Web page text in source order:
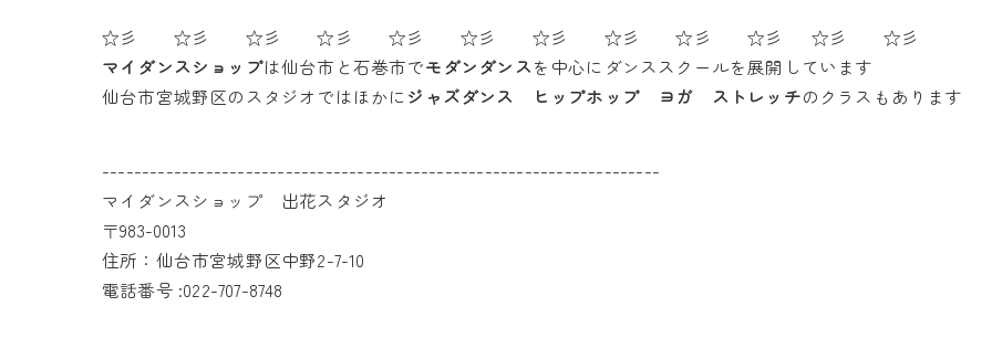
☆彡 ☆彡 ☆彡 ☆彡 ☆彡 ☆彡 ☆彡 ☆彡 ☆彡 ☆彡 ☆彡 ☆彡
マイダンスショップは仙台市と石巻市でモダンダンスを中心にダンススクールを展開しています
仙台市宮城野区のスタジオではほかにジャズダンス ヒップホップ ヨガ ストレッチのクラスもあります
----------------------------------------------------------------------
マイダンスショップ 出花スタジオ
〒983-0013
住所：仙台市宮城野区中野2-7-10
電話番号 :022-707-8748